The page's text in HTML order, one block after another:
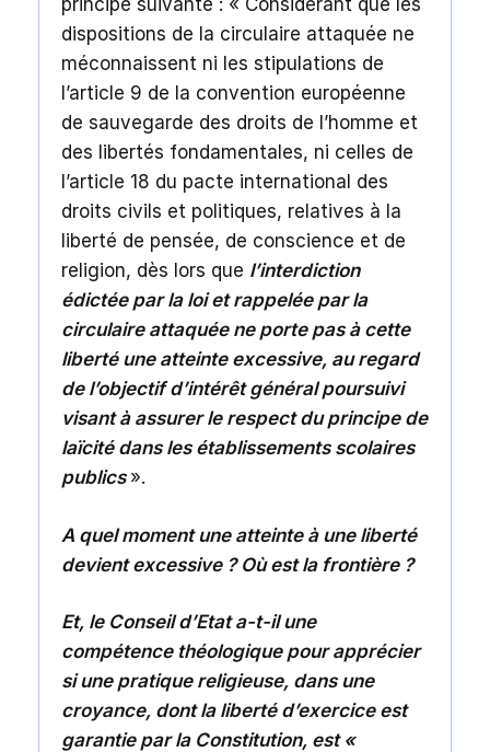
principe suivante : « Considérant que les
dispositions de la circulaire attaquée ne
méconnaissent ni les stipulations de
l’article 9 de la convention européenne
de sauvegarde des droits de l’homme et
des libertés fondamentales, ni celles de
l’article 18 du pacte international des
droits civils et politiques, relatives à la
liberté de pensée, de conscience et de
religion, dès lors que l’interdiction
édictée par la loi et rappelée par la
circulaire attaquée ne porte pas à cette
liberté une atteinte excessive, au regard
de l’objectif d’intérêt général poursuivi
visant à assurer le respect du principe de
laïcité dans les établissements scolaires
publics ».
A quel moment une atteinte à une liberté
devient excessive ? Où est la frontière ?
Et, le Conseil d’Etat a-t-il une
compétence théologique pour apprécier
si une pratique religieuse, dans une
croyance, dont la liberté d’exercice est
garantie par la Constitution, est «